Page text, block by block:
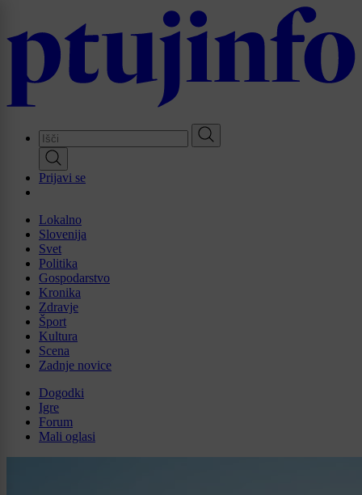
main
Prijavi se
Lokalno
Slovenija
Svet
Politika
Gospodarstvo
Kronika
Zdravje
Šport
Kultura
Scena
Zadnje novice
Dogodki
Igre
Forum
Mali oglasi